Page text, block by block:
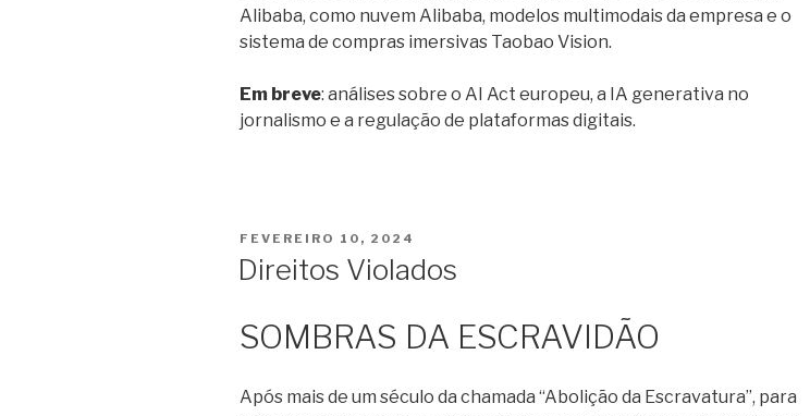
Alibaba, como nuvem Alibaba, modelos multimodais da empresa e o
sistema de compras imersivas Taobao Vision.
Em breve: análises sobre o AI Act europeu, a IA generativa no
jornalismo e a regulação de plataformas digitais.
POSTED
FEVEREIRO 10, 2024
Direitos Violados
SOMBRAS DA ESCRAVIDÃO
Após mais de um século da chamada “Abolição da Escravatura”, para